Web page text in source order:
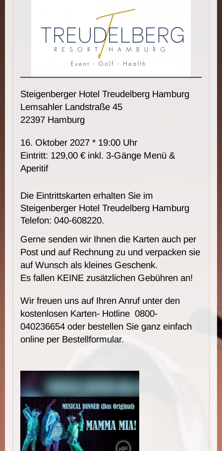
Steigenberger Hotel Treudelberg Hamburg
Lemsahler Landstraße 45
22397 Hamburg
16. Oktober 2027 * 19:00 Uhr
Eintritt: 129,00 € inkl. 3-Gänge Menü &
Aperitif
Die Eintrittskarten erhalten Sie im
Steigenberger Hotel Treudelberg Hamburg
Telefon: 040-608220.
Gerne senden wir Ihnen die Karten auch per
Post und auf Rechnung zu und verpacken sie
auf Wunsch als kleines Geschenk.
Es fallen KEINE zusätzlichen Gebühren an!
Wir freuen uns auf Ihren Anruf unter den
kostenlosen Karten- Hotline 0800-
040236654 oder bestellen Sie ganz einfach
online per Bestellformular.